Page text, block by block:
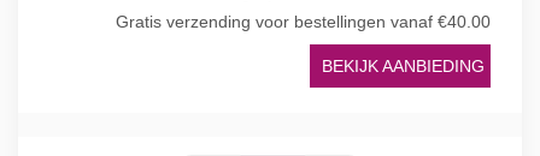
Gratis verzending voor bestellingen vanaf €40.00
BEKIJK AANBIEDING